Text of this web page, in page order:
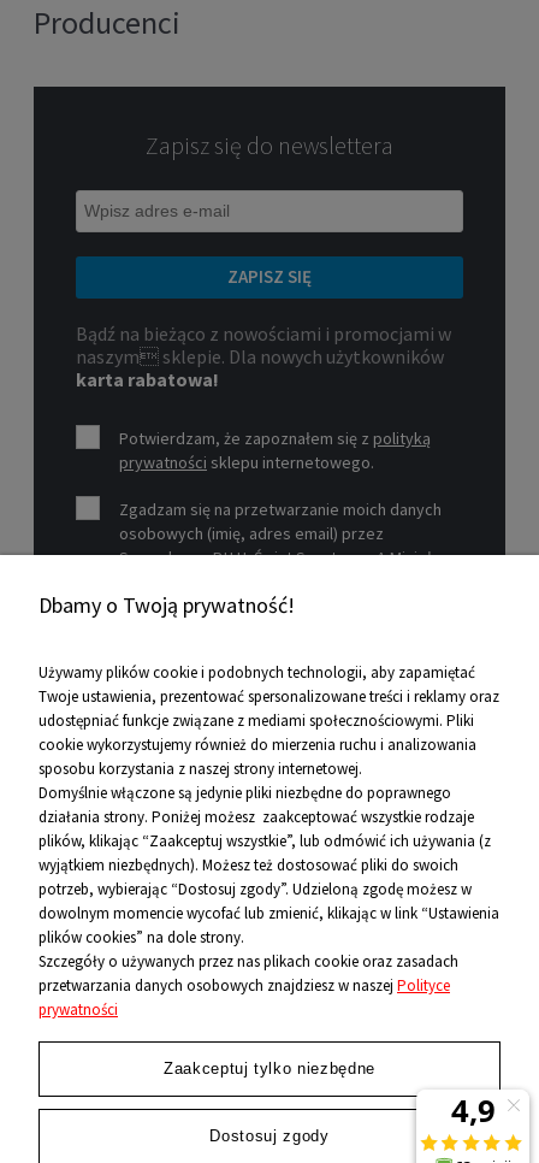
Producenci
Zapisz się do newslettera
ZAPISZ SIĘ
Bądź na bieżąco z nowościami i promocjami w
naszym sklepie. Dla nowych użytkowników
karta rabatowa!
Potwierdzam, że zapoznałem się z polityką
prywatności sklepu internetowego.
Zgadzam się na przetwarzanie moich danych
osobowych (imię, adres email) przez
Sprzedawcę P.H.U. Świat Sportu s.c. A.Mizioł,
19-26-977 w celu marketingowym.
Pomoc
Informacje
O firmie
Kontakt
12 656 10 26
881 500 460
ul. Rejtana 12, 30-510 Kraków
Dbamy o Twoją prywatność!
Używamy plików cookie i podobnych technologii, aby zapamiętać
Twoje ustawienia, prezentować spersonalizowane treści i reklamy oraz
udostępniać funkcje związane z mediami społecznościowymi. Pliki
cookie wykorzystujemy również do mierzenia ruchu i analizowania
sposobu korzystania z naszej strony internetowej.
Domyślnie włączone są jedynie pliki niezbędne do poprawnego
działania strony. Poniżej możesz zaakceptować wszystkie rodzaje
plików, klikając “Zaakceptuj wszystkie”, lub odmówić ich używania (z
wyjątkiem niezbędnych). Możesz też dostosować pliki do swoich
potrzeb, wybierając “Dostosuj zgody”. Udzieloną zgodę możesz w
dowolnym momencie wycofać lub zmienić, klikając w link “Ustawienia
plików cookies” na dole strony.
Szczegóły o używanych przez nas plikach cookie oraz zasadach
przetwarzania danych osobowych znajdziesz w naszej Polityce
prywatności
Zaakceptuj tylko niezbędne
Dostosuj zgody